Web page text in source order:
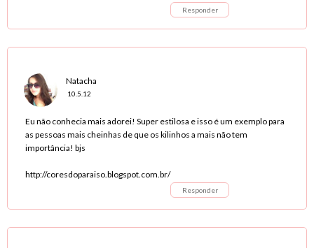
Responder
Natacha
10.5.12
Eu não conhecia mais adorei! Super estilosa e isso é um exemplo para
as pessoas mais cheinhas de que os kilinhos a mais não tem
importância! bjs
http://coresdoparaiso.blogspot.com.br/
Responder